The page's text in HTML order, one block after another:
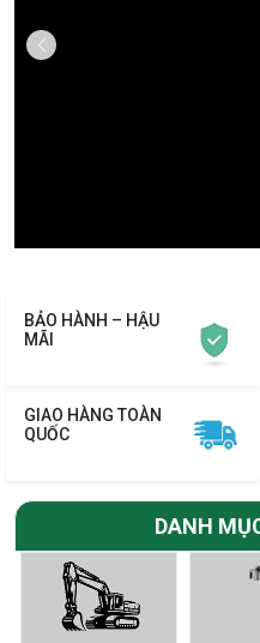
BẢO HÀNH – HẬU
MÃI
GIAO HÀNG TOÀN
QUỐC
DANH